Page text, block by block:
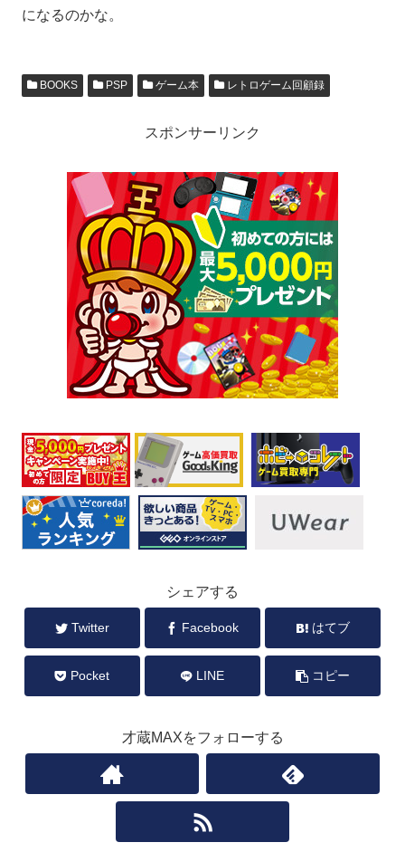
になるのかな。
BOOKS PSP ゲーム本 レトロゲーム回顧録
スポンサーリンク
シェアする
Twitter Facebook はてブ
Pocket LINE コピー
才蔵MAXをフォローする